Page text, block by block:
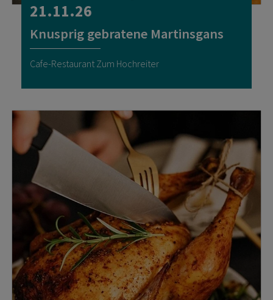
21.11.26
Knusprig gebratene Martinsgans
Cafe-Restaurant Zum Hochreiter